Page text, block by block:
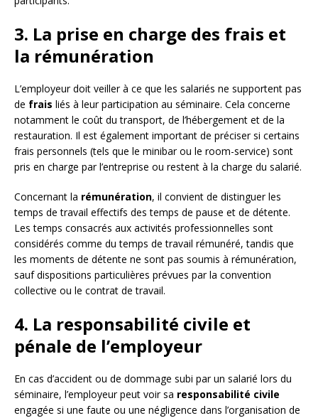
3. La prise en charge des frais et
la rémunération
L’employeur doit veiller à ce que les salariés ne supportent pas
de frais liés à leur participation au séminaire. Cela concerne
notamment le coût du transport, de l’hébergement et de la
restauration. Il est également important de préciser si certains
frais personnels (tels que le minibar ou le room-service) sont
pris en charge par l’entreprise ou restent à la charge du salarié.
Concernant la rémunération, il convient de distinguer les
temps de travail effectifs des temps de pause et de détente.
Les temps consacrés aux activités professionnelles sont
considérés comme du temps de travail rémunéré, tandis que
les moments de détente ne sont pas soumis à rémunération,
sauf dispositions particulières prévues par la convention
collective ou le contrat de travail.
4. La responsabilité civile et
pénale de l’employeur
En cas d’accident ou de dommage subi par un salarié lors du
séminaire, l’employeur peut voir sa responsabilité civile
engagée si une faute ou une négligence dans l’organisation de